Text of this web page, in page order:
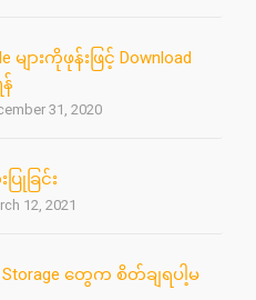
များကိုဖုန်းဖြင့် Download
31, 2020
ြုခြင်း
12, 2021
Storage တွေက စိတ်ချရပါ့မ